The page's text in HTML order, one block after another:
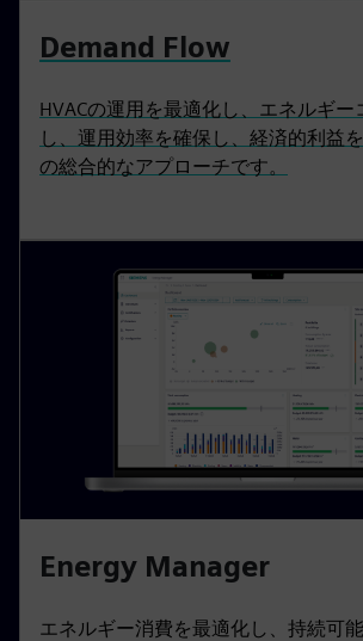
Demand Flow
HVACの運用を最適化し、エネルギー
し、運用効率を確保し、経済的利益
の総合的なアプローチです。
Energy Manager
エネルギー消費を最適化し、持続可